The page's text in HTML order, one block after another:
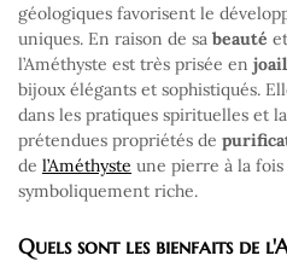
géologiques favorisent le
uniques. En raison de sa beauté
l’Améthyste est très prisée en
bijoux élégants et sophistiqués.
dans les pratiques spirituelles et
prétendues propriétés de
de l’Améthyste une pierre à la
symboliquement riche.
Quels sont les bienfaits de